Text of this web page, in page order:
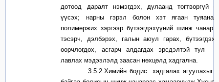
дотоод даралт нэмэгдэх, дулаанд тогтворгүй
үүсэх; нарны гэрэл болон хэт ягаан
полимержих зэргээр бүтээгдэхүүний шинж чанар
тэсэрч, дэлбэрэх, галын аюул гарах,
өөрчлөгдөх, асгарч алдагдах эрсдэлтэй тул
лавлах мэдээлэлд заасан нөхцөлд хадгална.
3.5.2.Химийн бодис хадгалах агуулахыг